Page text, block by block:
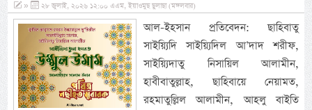
» ২৮ জুলাই, ২০২৬ ১২:০০ এএম, ইয়াওমুছ ছুলাছা (মঙ্গলবার)
আল-ইহসান প্রতিবেদন: ছাহিবাতু
সাইয়্যিদি সাইয়্যিদিল আ’দাদ শরীফ,
সাইয়্যিদাতু নিসায়িল আলামীন,
হাবীবাতুল্লাহ, ছাহিবায়ে নেয়ামত,
রহমাতুল্লিল আলামীন, আহলু বাইতি